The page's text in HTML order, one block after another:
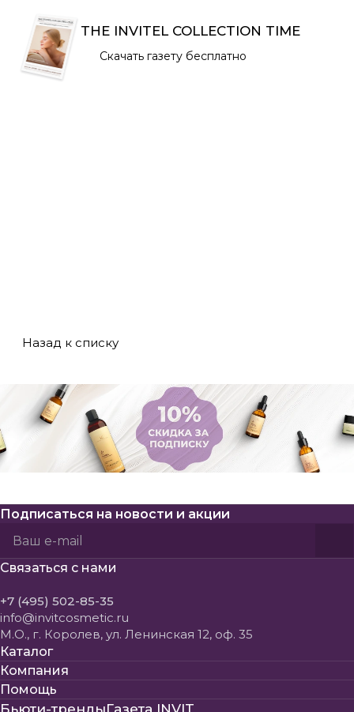
дорогие и доступные
продукты, что влияет на их
стоимость и как сделать
оптимальный выбор для
своей кожи и кошелька.
ухода, составы,
преимущества и
недостатки. Узнайте, чем
THE INVITEL COLLECTION TIME
Скачать газету бесплатно
Назад к списку
Подписаться на новости и акции
Политикой конфиденциальности
Связаться с нами
+7 (495) 502-85-35
info@invitcosmetic.ru
М.О., г. Королев, ул. Ленинская 12, оф. 35
Каталог
Компания
Помощь
Бьюти-трендыГазета INVIT